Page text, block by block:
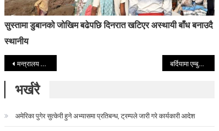
सुस्तामा डुबानको जोखिम बढेपछि दिनरात खटिएर अस्थायी बाँध बनाउदै
स्थानीय
Post navigation
मन्त्रालय संख्या घटाउनेबारे प्रदेश मुख्यमन्त्रीहरूसँग छलफल गर्दै कांग्रेस बर्दियामा एम्बुलेन्सको ठक्करबाट एकै परिवारका दुई जनाको मृत्यु
भर्खरै
अमेरिका पुगेर सुत्केरी हुने अभ्यासमा प्रतिबन्ध, ट्रम्पले जारी गरे कार्यकारी आदेश